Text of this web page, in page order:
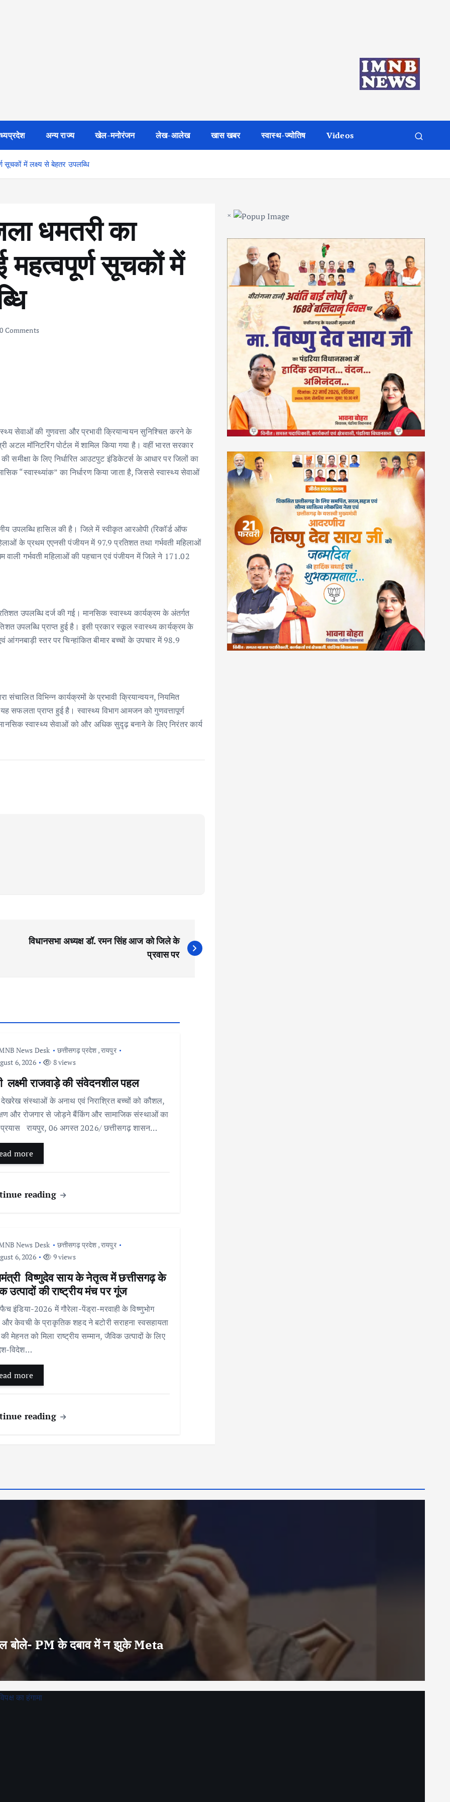
अन्य राज्य खेल-मनोरंजन लेख-आलेख खास खबर स्वास्थ-ज्योतिष Videos
सूचकों में लक्ष्य से बेहतर उपलब्धि
धमतरी का
सूचकों में
0 Comments
सेवाओं की गुणवत्ता और प्रभावी क्रियान्वयन सुनिश्चित करने के
अटल मॉनिटरिंग पोर्टल में शामिल किया गया है। वहीं भारत सरकार
की समीक्षा के लिए निर्धारित आउटपुट इंडिकेटर्स के आधार पर जिलों का
“स्वास्थ्यांक” का निर्धारण किया जाता है, जिससे स्वास्थ्य सेवाओं
उपलब्धि हासिल की है। जिले में स्वीकृत आरओपी (रिकॉर्ड ऑफ
के प्रथम एएनसी पंजीयन में 97.9 प्रतिशत तथा गर्भवती महिलाओं
वाली गर्भवती महिलाओं की पहचान एवं पंजीयन में जिले ने 171.02
उपलब्धि दर्ज की गई। मानसिक स्वास्थ्य कार्यक्रम के अंतर्गत
उपलब्धि प्राप्त हुई है। इसी प्रकार स्कूल स्वास्थ्य कार्यक्रम के
आंगनबाड़ी स्तर पर चिन्हांकित बीमार बच्चों के उपचार में 98.9
संचालित विभिन्न कार्यक्रमों के प्रभावी क्रियान्वयन, नियमित
प्राप्त हुई है। स्वास्थ्य विभाग आमजन को गुणवत्तापूर्ण
स्वास्थ्य सेवाओं को और अधिक सुदृढ़ बनाने के लिए निरंतर कार्य
विधानसभा अध्यक्ष डॉ. रमन सिंह आज को जिले के
प्रवास पर
News Desk छत्तीसगढ़ प्रदेश ,रायपुर
6, 2026
8 views
लक्ष्मी राजवाड़े की संवेदनशील पहल
देखरेख संस्थाओं के अनाथ एवं निराश्रित बच्चों को कौशल,
और रोजगार से जोड़ने बैंकिंग और सामाजिक संस्थाओं का
प्रयास रायपुर, 06 अगस्त 2026/ छत्तीसगढ़ शासन…
more
reading
News Desk छत्तीसगढ़ प्रदेश ,रायपुर
6, 2026
9 views
विष्णुदेव साय के नेतृत्व में छत्तीसगढ़ के
उत्पादों की राष्ट्रीय मंच पर गूंज
इंडिया-2026 में गौरेला-पेंड्रा-मरवाही के विष्णुभोग
केवची के प्राकृतिक शहद ने बटोरी सराहना स्वसहायता
मेहनत को मिला राष्ट्रीय सम्मान, जैविक उत्पादों के लिए
विदेश…
more
reading
×
बोले- PM के दबाव में न झुके Meta